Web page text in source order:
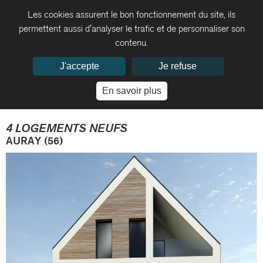
Les cookies assurent le bon fonctionnement du site, ils
permettent aussi d'analyser le trafic et de personnaliser son
contenu.
J'accepte Je refuse
En savoir plus
4 LOGEMENTS NEUFS
AURAY (56)